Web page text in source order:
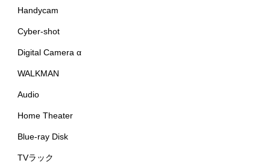
Handycam
Cyber-shot
Digital Camera α
WALKMAN
Audio
Home Theater
Blue-ray Disk
TVラック